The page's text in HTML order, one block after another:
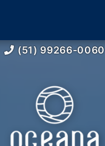
(51) 99266-0060